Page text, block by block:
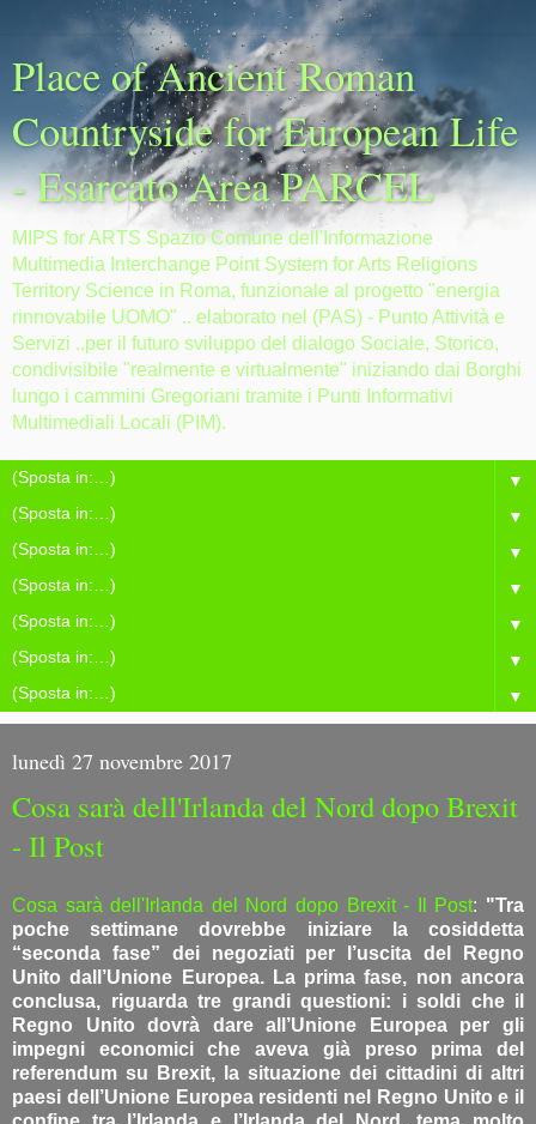
Place of Ancient Roman
Countryside for European Life
- Esarcato Area PARCEL
MIPS for ARTS Spazio Comune dell'Informazione
Multimedia Interchange Point System for Arts Religions
Territory Science in Roma, funzionale al progetto "energia
rinnovabile UOMO" .. elaborato nel (PAS) - Punto Attività e
Servizi ..per il futuro sviluppo del dialogo Sociale, Storico,
condivisibile "realmente e virtualmente" iniziando dai Borghi
lungo i cammini Gregoriani tramite i Punti Informativi
Multimediali Locali (PIM).
▼
▼
▼
▼
▼
▼
▼
lunedì 27 novembre 2017
Cosa sarà dell'Irlanda del Nord dopo Brexit
- Il Post
Cosa sarà dell'Irlanda del Nord dopo Brexit - Il Post: "Tra
poche settimane dovrebbe iniziare la cosiddetta
“seconda fase” dei negoziati per l’uscita del Regno
Unito dall’Unione Europea. La prima fase, non ancora
conclusa, riguarda tre grandi questioni: i soldi che il
Regno Unito dovrà dare all’Unione Europea per gli
impegni economici che aveva già preso prima del
referendum su Brexit, la situazione dei cittadini di altri
paesi dell’Unione Europea residenti nel Regno Unito e il